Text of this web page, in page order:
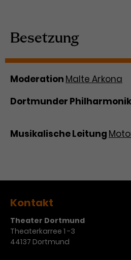
Anbieter Google /
Laufzeit 1 Jahr
Zweck
Dieses Cookie
personalisierter
misst die
verschiedene
Besetzung
Moderation Malte Arkona
Dortmunder
Musikalische Leitung
Kontakt
Theater Dortmund
Theaterkarree 1 -3
44137 Dortmund